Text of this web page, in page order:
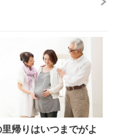
帰りはいつまでがよ